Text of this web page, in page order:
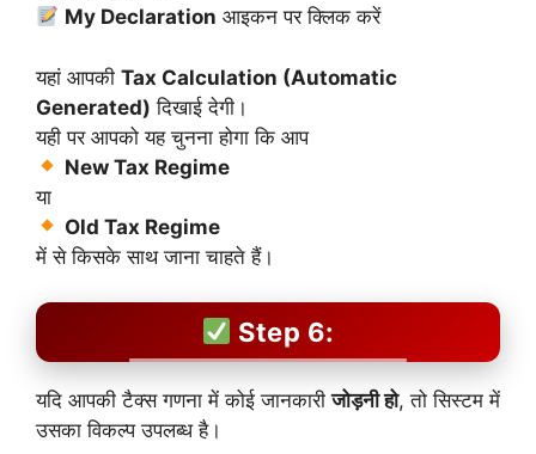
My Declaration आइकन पर क्लिक करें
यहां आपकी Tax Calculation (Automatic
Generated) दिखाई देगी।
यही पर आपको यह चुनना होगा कि आप
New Tax Regime
या
Old Tax Regime
में से किसके साथ जाना चाहते हैं।
Step 6:
यदि आपकी टैक्स गणना में कोई जानकारीजोड़नी हो, तो सिस्टम में
उसका विकल्प उपलब्ध है।